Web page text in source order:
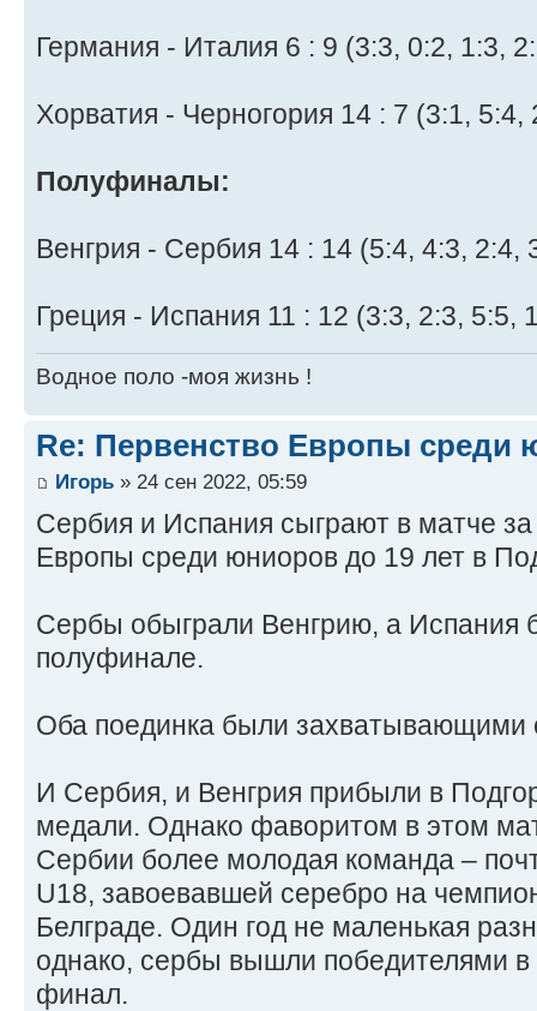
Германия - Италия 6 : 9 (3:3, 0:2, 1:3,
Хорватия - Черногория 14 : 7 (3:1, 5:4,
Полуфиналы:
Венгрия - Сербия 14 : 14 (5:4, 4:3, 2:4,
Греция - Испания 11 : 12 (3:3, 2:3, 5:5,
Водное поло -моя жизнь !
Re: Первенство Европы среди
Игорь » 24 сен 2022, 05:59
Сербия и Испания сыграют в матче за
Европы среди юниоров до 19 лет в
Сербы обыграли Венгрию, а Испания
полуфинале.
Оба поединка были захватывающими
И Сербия, и Венгрия прибыли в
медали. Однако фаворитом в этом
Сербии более молодая команда –
U18, завоевавшей серебро на
Белграде. Один год не маленькая
однако, сербы вышли победителями в
финал.